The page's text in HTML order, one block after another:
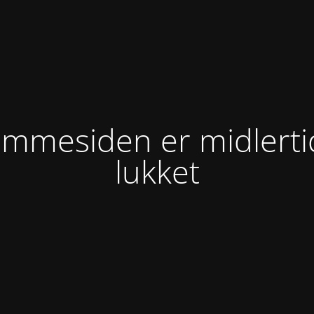
er
lukket